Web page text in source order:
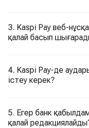
3. Kaspi Pay веб-
қалай басып
4. Kaspi Pay-де
істеу керек?
5. Егер банк
қалай